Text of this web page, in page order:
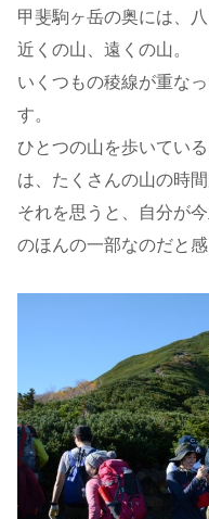
甲斐駒ヶ岳の奥には、
近くの山、遠くの山。
いくつもの稜線が重な
す。
ひとつの山を歩いてい
は、たくさんの山の時間
それを思うと、自分が
のほんの一部なのだと感